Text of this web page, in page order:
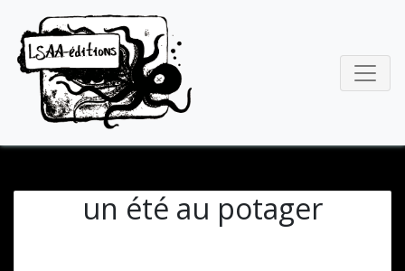
un été au potager